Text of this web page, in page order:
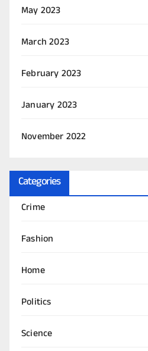
May 2023
March 2023
February 2023
January 2023
November 2022
Categories
Crime
Fashion
Home
Politics
Science